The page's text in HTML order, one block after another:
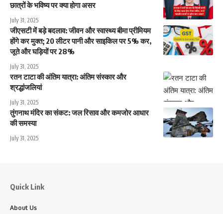
छात्रों के भविष्य पर क्या होगा असर
July 31, 2025
जीएसटी में बड़े बदलाव: जीवन और स्वास्थ्य बीमा प्रीमियम
होंगे कर मुक्त; 20 लीटर पानी और साइकिल पर 5% कर,
जूते और घड़ियों पर 28%
July 31, 2025
रतन टाटा की अंतिम यात्रा: अंतिम संस्कार और
श्रद्धांजलियां
July 31, 2025
तुंगनाथ मंदिर का संकट: जल रिसाव और कमजोर आधार
की समस्या
July 31, 2025
Quick Link
About Us